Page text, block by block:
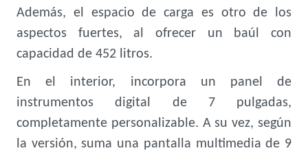
Además, el espacio de carga es otro de los
aspectos fuertes, al ofrecer un baúl con
capacidad de 452 litros.
En el interior, incorpora un panel de
instrumentos digital de 7 pulgadas,
completamente personalizable. A su vez, según
la versión, suma una pantalla multimedia de 9